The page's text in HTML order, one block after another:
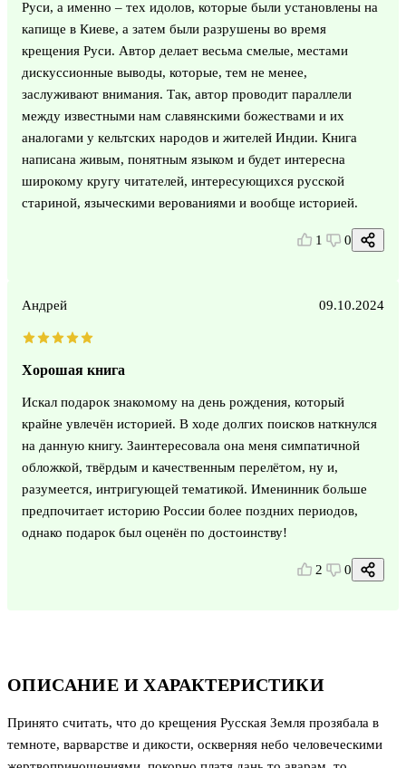
ОПИСАНИЕ И ХАРАКТЕРИСТИКИ
Принято считать, что до крещения Русская Земля прозябала в
темноте, варварстве и дикости, оскверняя небо человеческими
Руси, а именно – тех идолов, которые были установлены на
капище в Киеве, а затем были разрушены во время
крещения Руси. Автор делает весьма смелые, местами
дискуссионные выводы, которые, тем не менее,
заслуживают внимания. Так, автор проводит параллели
между известными нам славянскими божествами и их
аналогами у кельтских народов и жителей Индии. Книга
написана живым, понятным языком и будет интересна
широкому кругу читателей, интересующихся русской
стариной, языческими верованиями и вообще историей.
1 0
Андрей 09.10.2024
Хорошая книга
Искал подарок знакомому на день рождения, который
крайне увлечён историей. В ходе долгих поисков наткнулся
на данную книгу. Заинтересовала она меня симпатичной
обложкой, твёрдым и качественным перелётом, ну и,
разумеется, интригующей тематикой. Именинник больше
предпочитает историю России более поздних периодов,
однако подарок был оценён по достоинству!
2 0